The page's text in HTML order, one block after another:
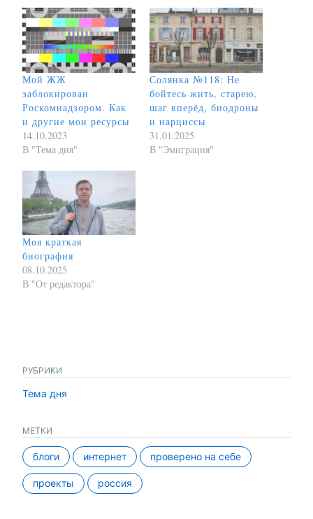
Мой ЖЖ
заблокирован
Роскомнадзором. Как
и другие мои ресурсы
14.10.2023
В "Тема дня"
Солянка №118: Не
бойтесь жить, старею,
шаг вперёд, биодроны
и нарциссы
31.01.2025
В "Эмиграция"
Моя краткая
биография
08.10.2025
В "От редактора"
РУБРИКИ
Тема дня
МЕТКИ
блоги интернет проверено на себе
проекты россия